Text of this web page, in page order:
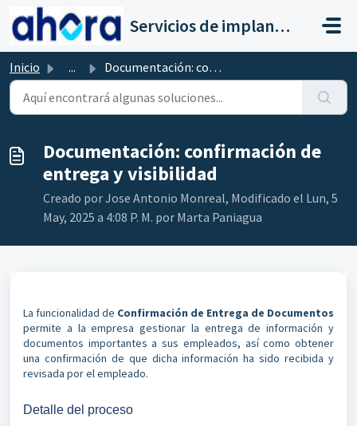
Saltar al contenido principal
Servicios de implantación a clientes de Ahora
Inicio ... Documentación: confirmación de entrega y visibilidad
Documentación: confirmación de
entrega y visibilidad
Creado por Jose Antonio Monreal, Modificado el Lun, 5
May, 2025 a 4:08 P. M. por Marta Paniagua
La funcionalidad de Confirmación de Entrega de Documentos
permite a la empresa gestionar la entrega de información y
documentos importantes a sus empleados, así como obtener
una confirmación de que dicha información ha sido recibida y
revisada por el empleado.
Detalle del proceso